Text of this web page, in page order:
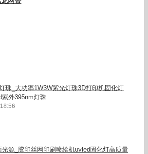
珠_大功率1W3W紫光灯珠3D打印机固化灯
紫外395nm灯珠
光源_胶印丝网印刷喷绘机uvled固化灯高质量